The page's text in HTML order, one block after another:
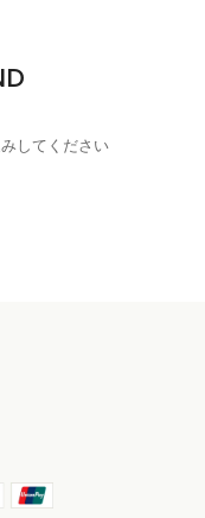
してください